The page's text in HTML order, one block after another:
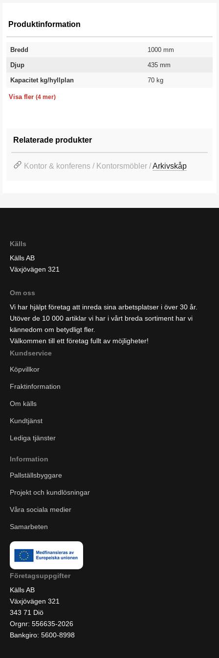
Produktinformation
Bredd 1000 mm
Djup 435 mm
Kapacitet kg/hyllplan
70 kg
Visa fler (4 mer)
Relaterade produkter
Kontor & konferens / Kontorsmöbler /Arkivskåp
Källs
Källs AB
Växjövägen 321
Om oss
Vi har hjälpt företag att inreda sina arbetsplatser i över 30 år.
Utöver de 10 000 artiklar vi har i vårt breda sortiment har vi
kännedom om betydligt fler.
Välkommen till ett företag fullt av möjligheter!
Kundservice
Köpvillkor
Fraktinformation
Om källs
Kundtjänst
Lediga tjänster
Information
Pallställsbyggare
Projekt och kundlösningar
Våra sociala medier
Samarbeten
Företagsuppgifter
Källs AB
Växjövägen 321
343 71 Diö
Orgnr: 556635-2026
Bankgiro: 5600-8998